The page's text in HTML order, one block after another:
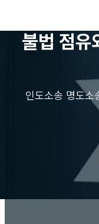
불법 점유
인도소송 명도소